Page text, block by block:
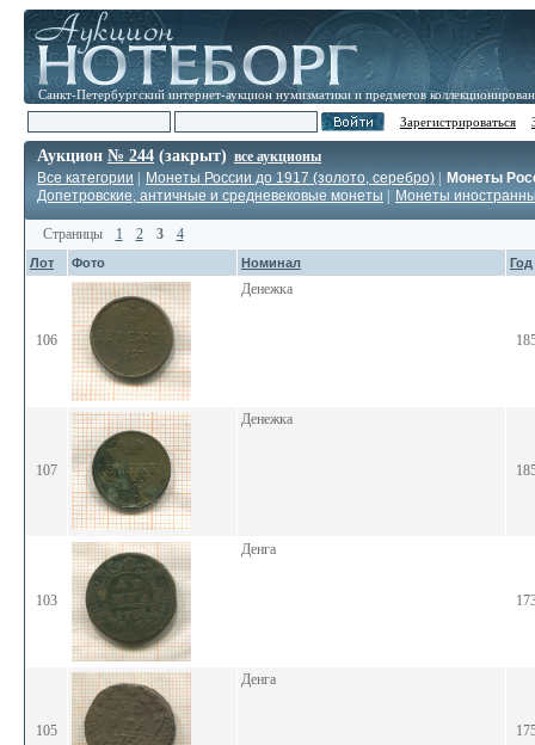
Санкт-Петербургский интернет-аукцион нумизматики и предметов
Зарегистрироваться
Аукцион № 244 (закрыт) все аукционы
Все категории
Монеты России до 1917 (золото, серебро)
Монеты
Допетровские, античные и средневековые монеты
Монеты
Страницы 1 2 3 4
Лот Фото Номинал Год
106
Денежка
107
Денежка
103
Денга
105
Денга